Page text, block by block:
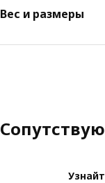
Вес и размеры